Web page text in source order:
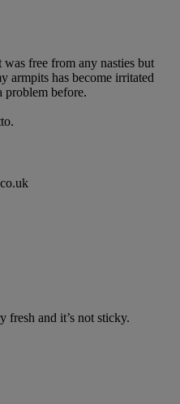
free from any nasties but
armpits has become irritated
problem before.
fresh and it’s not sticky.